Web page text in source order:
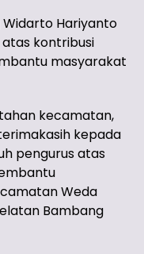
Hariyanto
kontribusi
masyarakat
kecamatan,
kepada
pengurus atas
Weda
Bambang